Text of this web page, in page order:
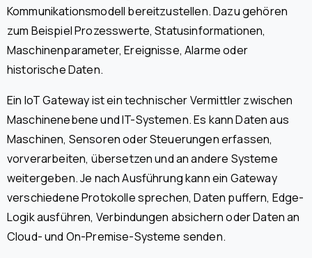
Kommunikationsmodell bereitzustellen. Dazu gehören
zum Beispiel Prozesswerte, Statusinformationen,
Maschinenparameter, Ereignisse, Alarme oder
historische Daten.
Ein IoT Gateway ist ein technischer Vermittler zwischen
Maschinenebene und IT-Systemen. Es kann Daten aus
Maschinen, Sensoren oder Steuerungen erfassen,
vorverarbeiten, übersetzen und an andere Systeme
weitergeben. Je nach Ausführung kann ein Gateway
verschiedene Protokolle sprechen, Daten puffern, Edge-
Logik ausführen, Verbindungen absichern oder Daten an
Cloud- und On-Premise-Systeme senden.